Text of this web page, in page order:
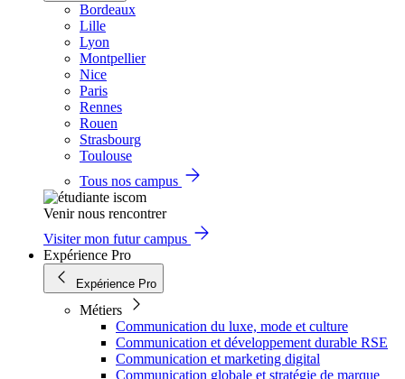
Bordeaux
Lille
Lyon
Montpellier
Nice
Paris
Rennes
Rouen
Strasbourg
Toulouse
Tous nos campus
Venir nous rencontrer
Visiter mon futur campus
Expérience Pro
Expérience Pro
Métiers
Communication du luxe, mode et culture
Communication et développement durable RSE
Communication et marketing digital
Communication globale et stratégie de marque